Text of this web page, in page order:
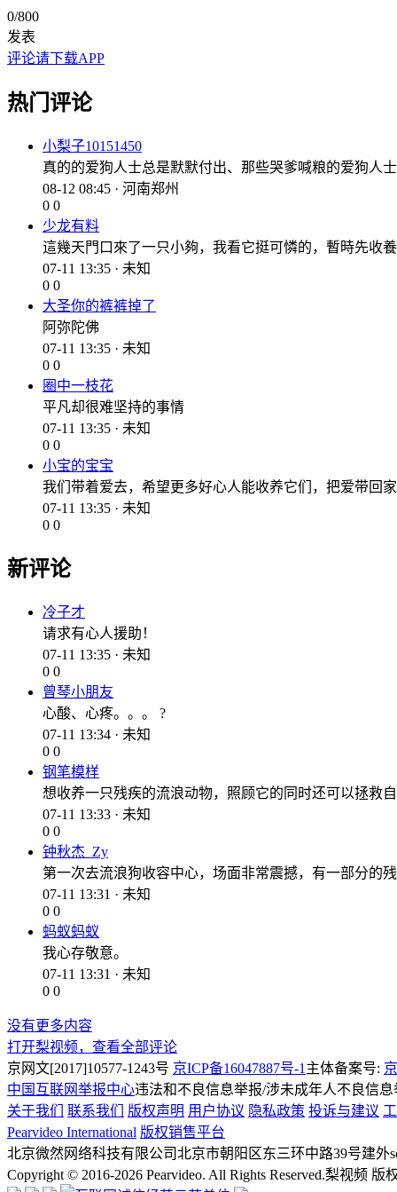
0/800
发表
评论请下载APP
热门评论
小梨子10151450
真的的爱狗人士总是默默付出、那些哭爹喊粮的爱狗人
08-12 08:45 · 河南郑州
0 0
少龙有料
這幾天門口來了一只小夠，我看它挺可憐的，暫時先收
07-11 13:35 · 未知
0 0
大圣你的裤裤掉了
阿弥陀佛
07-11 13:35 · 未知
0 0
圈中一枝花
平凡却很难坚持的事情
07-11 13:35 · 未知
0 0
小宝的宝宝
我们带着爱去，希望更多好心人能收养它们，把爱带回
07-11 13:35 · 未知
0 0
新评论
冷子才
请求有心人援助！
07-11 13:35 · 未知
0 0
曾琴小朋友
心酸、心疼。。。 ?
07-11 13:34 · 未知
0 0
钢笔模样
想收养一只残疾的流浪动物，照顾它的同时还可以拯救
07-11 13:33 · 未知
0 0
钟秋杰_Zy
第一次去流浪狗收容中心，场面非常震撼，有一部分的
07-11 13:31 · 未知
0 0
蚂蚁蚂蚁
我心存敬意。
07-11 13:31 · 未知
0 0
没有更多内容
打开梨视频，查看全部评论
京网文[2017]10577-1243号 京ICP备16047887号-1 主体备案号:
中国互联网举报中心违法和不良信息举报/涉未成年人不良信
关于我们
联系我们 版权声明 用户协议 隐私政策 投诉与建议
Pearvideo International 版权销售平台
北京微然网络科技有限公司北京市朝阳区东三环中路39号建外
Copyright © 2016-2026 Pearvideo. All Rights Reserved.梨视频 版